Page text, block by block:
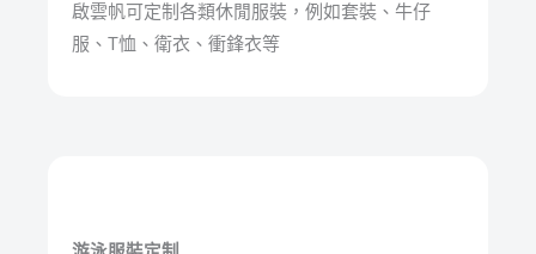
啟雲帆可定制各類休閒服裝，例如套裝、牛仔
服、T恤、衛衣、衝鋒衣等